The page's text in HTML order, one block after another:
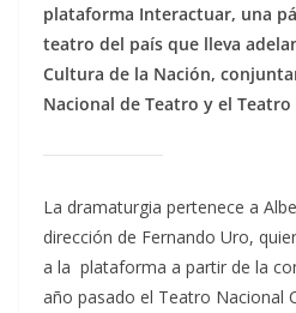
plataforma Interactuar, una
teatro del país que lleva
Cultura de la Nación,
Nacional de Teatro y el
La dramaturgia pertenece a
dirección de Fernando Uro,
a la plataforma a partir de la
año pasado el Teatro Nacional